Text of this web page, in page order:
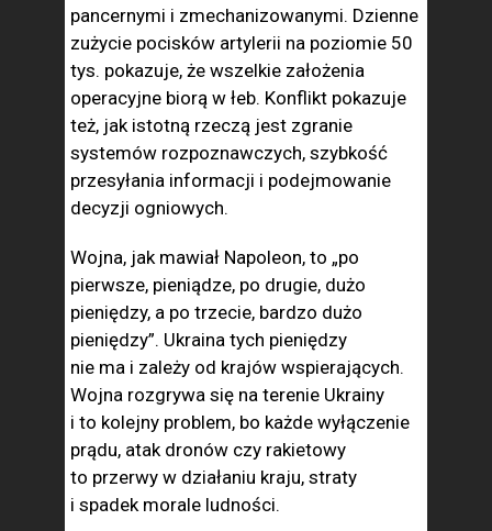
pancernymi i zmechanizowanymi. Dzienne
zużycie pocisków artylerii na poziomie 50
tys. pokazuje, że wszelkie założenia
operacyjne biorą w łeb. Konflikt pokazuje
też, jak istotną rzeczą jest zgranie
systemów rozpoznawczych, szybkość
przesyłania informacji i podejmowanie
decyzji ogniowych.
Wojna, jak mawiał Napoleon, to „po
pierwsze, pieniądze, po drugie, dużo
pieniędzy, a po trzecie, bardzo dużo
pieniędzy”. Ukraina tych pieniędzy
nie ma i zależy od krajów wspierających.
Wojna rozgrywa się na terenie Ukrainy
i to kolejny problem, bo każde wyłączenie
prądu, atak dronów czy rakietowy
to przerwy w działaniu kraju, straty
i spadek morale ludności.